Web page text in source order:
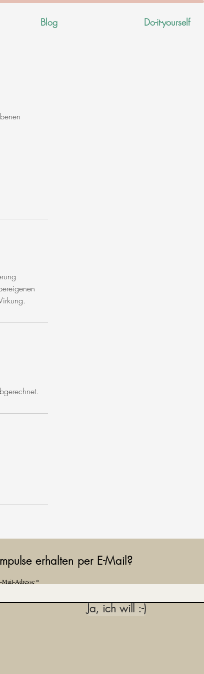
Blog Do-it-yourself
erhalten per E-Mail?
Mail-Adresse
Ja, ich will :-)